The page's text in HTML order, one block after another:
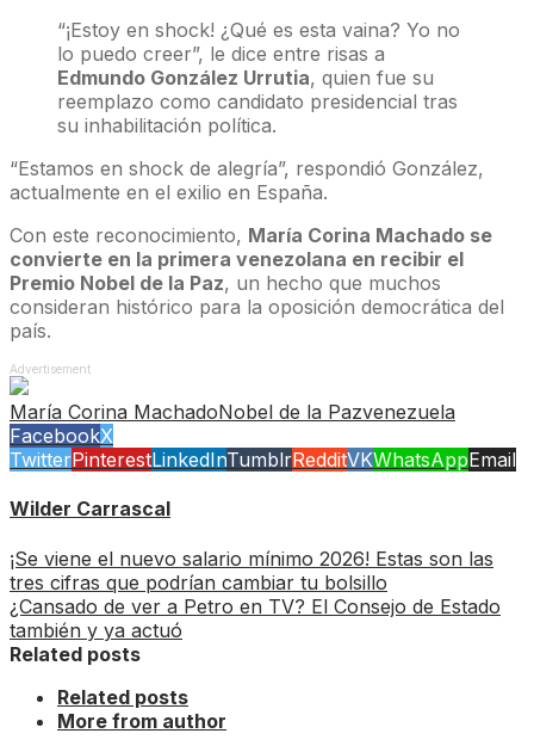
“¡Estoy en shock! ¿Qué es esta vaina? Yo no
lo puedo creer”, le dice entre risas a
Edmundo González Urrutia, quien fue su
reemplazo como candidato presidencial tras
su inhabilitación política.
“Estamos en shock de alegría”, respondió González,
actualmente en el exilio en España.
Con este reconocimiento, María Corina Machado se
convierte en la primera venezolana en recibir el
Premio Nobel de la Paz, un hecho que muchos
consideran histórico para la oposición democrática del
país.
Advertisement
María Corina MachadoNobel de la Pazvenezuela
FacebookX
TwitterPinterestLinkedInTumblrRedditVKWhatsAppEmail
Wilder Carrascal
¡Se viene el nuevo salario mínimo 2026! Estas son las
tres cifras que podrían cambiar tu bolsillo
¿Cansado de ver a Petro en TV? El Consejo de Estado
también y ya actuó
Related posts
Related posts
More from author